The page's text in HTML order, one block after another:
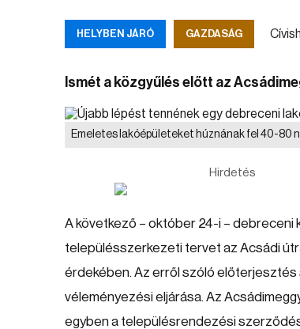
HELYBEN JÁRÓ GAZDASÁG
Ismét a közgyűlés előtt az
Emeletes lakóépületeket húznának fel 40-80
Hirdetés
A következő – október 24-i –
településszerkezeti tervet az Acsádi
érdekében. Az erről szóló
véleményezési eljárása. Az
egyben a településrendezési